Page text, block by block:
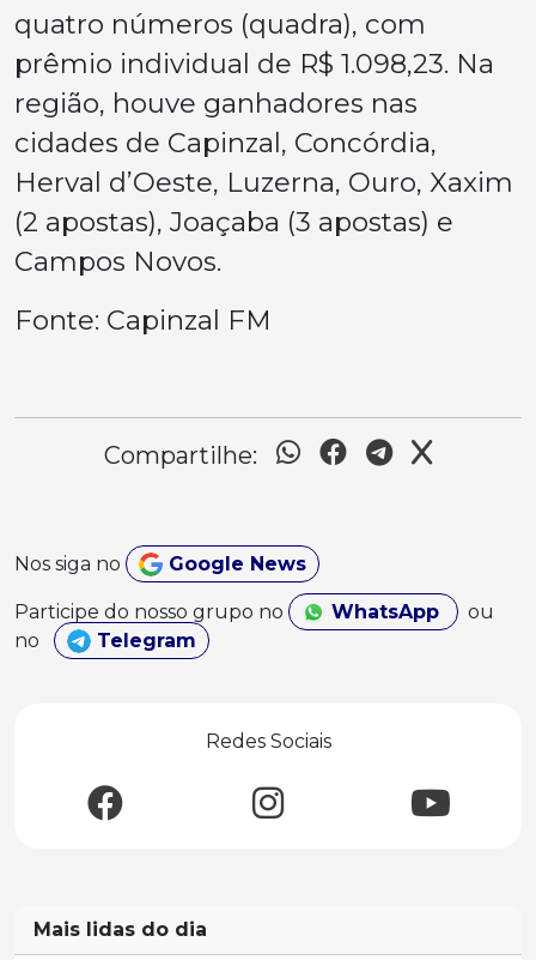
quatro números (quadra), com
prêmio individual de R$ 1.098,23. Na
região, houve ganhadores nas
cidades de Capinzal, Concórdia,
Herval d’Oeste, Luzerna, Ouro, Xaxim
(2 apostas), Joaçaba (3 apostas) e
Campos Novos.
Fonte: Capinzal FM
Compartilhe:
Nos siga no Google News
Participe do nosso grupo no WhatsApp
ou
no
Telegram
Redes Sociais
Mais lidas do dia